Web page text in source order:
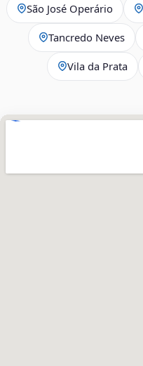
São José Operário
Tancredo Neves
Vila da Prata